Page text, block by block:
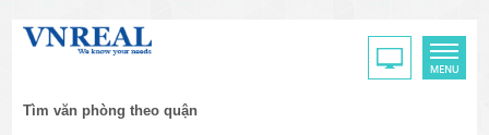
Tìm văn phòng theo quận